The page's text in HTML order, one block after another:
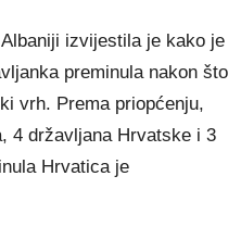
izvijestila je kako je
preminula nakon što
vrh. Prema priopćenju,
4 državljana Hrvatske i 3
Hrvatica je